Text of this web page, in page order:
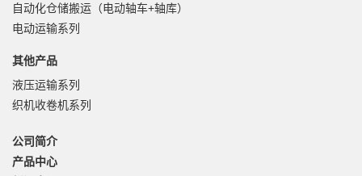
自动化仓储搬运（电动轴车+轴库）
电动运输系列
其他产品
液压运输系列
织机收卷机系列
公司简介
产品中心